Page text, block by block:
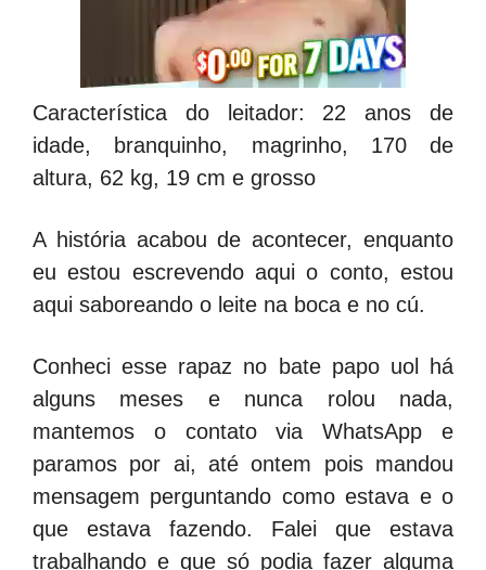
Característica do leitador: 22 anos de
idade, branquinho, magrinho, 170 de
altura, 62 kg, 19 cm e grosso
A história acabou de acontecer, enquanto
eu estou escrevendo aqui o conto, estou
aqui saboreando o leite na boca e no cú.
Conheci esse rapaz no bate papo uol há
alguns meses e nunca rolou nada,
mantemos o contato via WhatsApp e
paramos por ai, até ontem pois mandou
mensagem perguntando como estava e o
que estava fazendo. Falei que estava
trabalhando e que só podia fazer alguma